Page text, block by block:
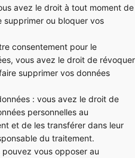
avez le droit à tout moment de
supprimer ou bloquer vos
consentement pour le
vous avez le droit de révoquer
supprimer vos données
: vous avez le droit de
personnelles au
et de les transférer dans leur
du traitement.
pouvez vous opposer au